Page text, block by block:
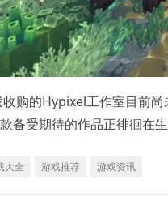
购的Hypixel工作室目前
备受期待的作品正徘徊在生
大全 游戏推荐 游戏资讯